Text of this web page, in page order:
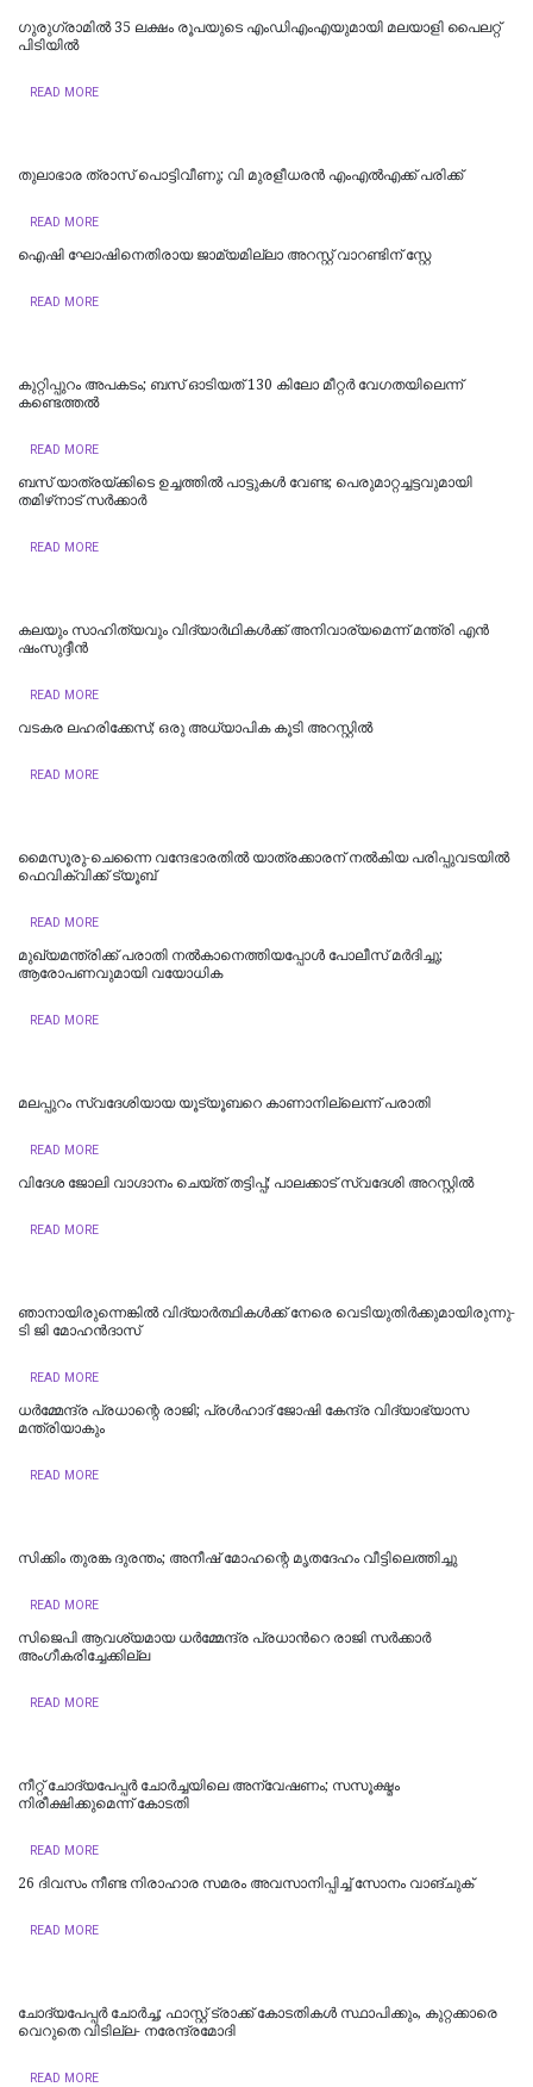
ഗുരുഗ്രാമിൽ 35 ലക്ഷം രൂപയുടെ എംഡിഎംഎയുമായി മലയാളി പൈലറ്റ്
പിടിയില്‍
READ MORE
തുലാഭാര ത്രാസ് പൊട്ടിവീണു; വി മുരളീധരന്‍ എംഎല്‍എക്ക് പരിക്ക്
READ MORE
ഐഷി ഘോഷിനെതിരായ ജാമ്യമില്ലാ അറസ്റ്റ് വാറണ്ടിന് സ്റ്റേ
READ MORE
കുറ്റിപ്പുറം അപകടം; ബസ് ഓടിയത് 130 കിലോ മീറ്റർ വേഗതയിലെന്ന്
കണ്ടെത്തൽ
READ MORE
ബസ് യാത്രയ്ക്കിടെ ഉച്ചത്തിൽ പാട്ടുകൾ വേണ്ട; പെരുമാറ്റച്ചട്ടവുമായി
തമിഴ്‌നാട് സര്‍ക്കാര്‍
READ MORE
കലയും സാഹിത്യവും വിദ്യാർഥികൾക്ക് അനിവാര്യമെന്ന് മന്ത്രി എൻ
ഷംസുദ്ദീൻ
READ MORE
വടകര ലഹരിക്കേസ്; ഒരു അധ്യാപിക കൂടി അറസ്റ്റില്‍
READ MORE
മൈസൂരു-ചെന്നൈ വന്ദേഭാരതില്‍ യാത്രക്കാരന് നല്‍കിയ പരിപ്പുവടയില്‍
ഫെവിക്വിക്ക് ട്യൂബ്
READ MORE
മുഖ്യമന്ത്രിക്ക് പരാതി നൽകാനെത്തിയപ്പോൾ പോലീസ് മർദിച്ചു;
ആരോപണവുമായി വയോധിക
READ MORE
മലപ്പുറം സ്വദേശിയായ യൂട്യൂബറെ കാണാനില്ലെന്ന് പരാതി
READ MORE
വിദേശ ജോലി വാഗ്ദാനം ചെയ്ത് തട്ടിപ്പ്; പാലക്കാട് സ്വദേശി അറസ്റ്റിൽ
READ MORE
ഞാനായിരുന്നെങ്കില്‍ വിദ്യാര്‍ത്ഥികള്‍ക്ക് നേരെ വെടിയുതിര്‍ക്കുമായിരുന്നു-
ടി ജി മോഹൻദാസ്
READ MORE
ധര്‍മ്മേന്ദ്ര പ്രധാന്റെ രാജി; പ്രള്‍ഹാദ് ജോഷി കേന്ദ്ര വിദ്യാഭ്യാസ
മന്ത്രിയാകും
READ MORE
സിക്കിം തുരങ്ക ​​​ദുരന്തം; അനീഷ്‌ മോഹന്റെ മൃതദേഹം വീട്ടിലെത്തിച്ചു
READ MORE
സിജെപി ആവശ്യമായ ധർമ്മേന്ദ്ര പ്രധാന്‍റെ രാജി സർക്കാർ
അംഗീകരിച്ചേക്കില്ല
READ MORE
നീറ്റ് ചോദ്യപേപ്പര്‍ ചോര്‍ച്ചയിലെ അന്വേഷണം; സസൂക്ഷ്മം
നിരീക്ഷിക്കുമെന്ന് കോടതി
READ MORE
26 ദിവസം നീണ്ട നിരാഹാര സമരം അവസാനിപ്പിച്ച് സോനം വാങ്ചുക്
READ MORE
ചോദ്യപേപ്പർ ചോർച്ച; ഫാസ്റ്റ് ട്രാക്ക് കോടതികള്‍ സ്ഥാപിക്കും, കുറ്റക്കാരെ
വെറുതെ വിടില്ല- നരേന്ദ്രമോദി
READ MORE